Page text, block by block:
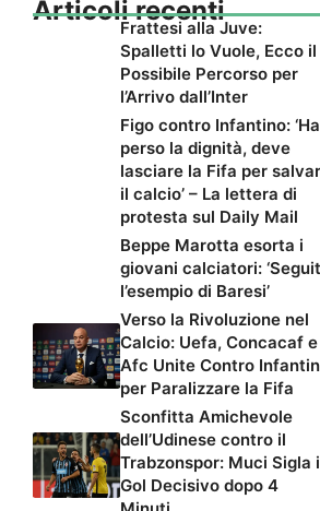
Articoli recenti
Frattesi alla Juve:
Spalletti lo Vuole, Ecco il
Possibile Percorso per
l’Arrivo dall’Inter
Figo contro Infantino: ‘Ha
perso la dignità, deve
lasciare la Fifa per
il calcio’ – La lettera di
protesta sul Daily Mail
Beppe Marotta esorta i
giovani calciatori:
l’esempio di Baresi’
Verso la Rivoluzione nel
Calcio: Uefa, Concacaf e
Afc Unite Contro
per Paralizzare la Fifa
Sconfitta Amichevole
dell’Udinese contro il
Trabzonspor: Muci Sigla
Gol Decisivo dopo 4